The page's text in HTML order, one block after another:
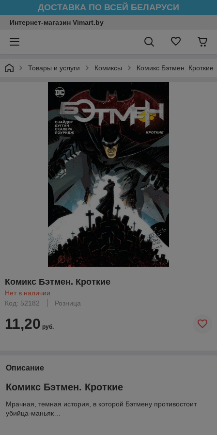
ДОСТАВКА ПО ВСЕЙ БЕЛАРУСИ
Интернет-магазин Vimart.by
Товары и услуги Комиксы Комикс Бэтмен. Кроткие
Комикс Бэтмен. Кроткие
Нет в наличии
Код: 52182
Розница
11,20 руб.
Описание
Комикс Бэтмен. Кроткие
Мрачная, темная история, в которой Бэтмену противостоит
убийца-маньяк…